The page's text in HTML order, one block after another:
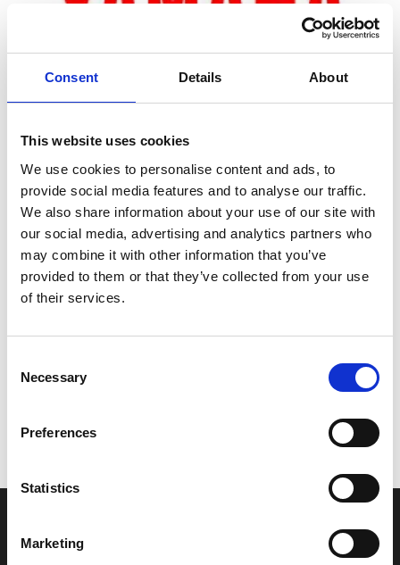
Consent Details About
This website uses cookies
We use cookies to personalise content and ads, to
provide social media features and to analyse our traffic.
We also share information about your use of our site with
our social media, advertising and analytics partners who
may combine it with other information that you’ve
provided to them or that they’ve collected from your use
of their services.
Selection
Necessary
Preferences
Statistics
Marketing
Leveringstid er 5-6 dag(e)
Model/varenr.: 69M441430000
395,75 DKK
Læg i kurv
Vi oplever i øjeblikket store og hyppige prisændringer i markedet.
Derfor kan der i enkelte tilfælde være produkter, som ikke kan
INFORMATIONER